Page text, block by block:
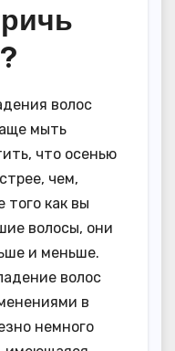
волос
мыть
что осенью
чем,
того как вы
волосы, они
и меньше.
волос
в
немного